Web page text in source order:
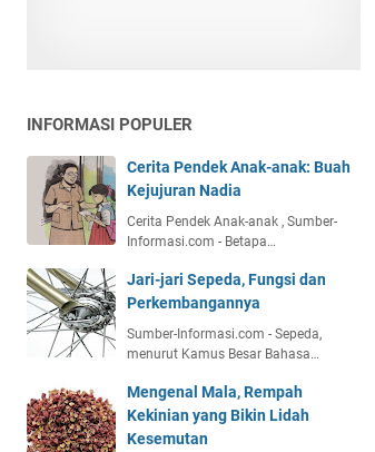
INFORMASI POPULER
Cerita Pendek Anak-anak: Buah
Kejujuran Nadia
Cerita Pendek Anak-anak , Sumber-
Informasi.com - Betapa…
Jari-jari Sepeda, Fungsi dan
Perkembangannya
Sumber-Informasi.com - Sepeda,
menurut Kamus Besar Bahasa…
Mengenal Mala, Rempah
Kekinian yang Bikin Lidah
Kesemutan